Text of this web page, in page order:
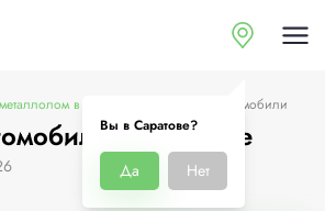
Вы в Саратове?
Да Нет
в Саратове Цены на автомобили
в Саратове